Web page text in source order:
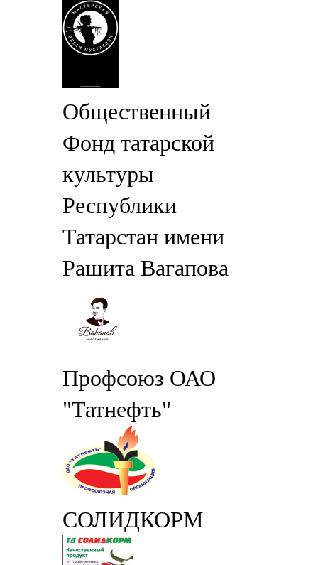
Общественный
Фонд татарской
культуры
Республики
Татарстан имени
Рашита Вагапова
Профсоюз ОАО
"Татнефть"
СОЛИДКОРМ